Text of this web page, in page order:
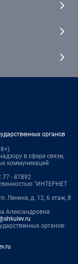
органов
в сфере связи,
коммуникаций
- 87892
"ИНТЕРНЕТ
Ленина, д. 12, 6 этаж, 8
Александровна
органов: